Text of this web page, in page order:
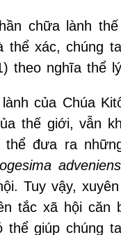
chữa lành
thể xác, chúng
theo nghĩa thể
của Chúa
thế giới, vẫn
thể đưa ra
adveniens
Tuy vậy,
tắc xã hội căn
thể giúp chúng